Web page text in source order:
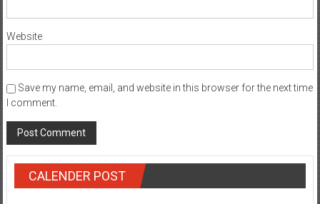
Website
Save my name, email, and website in this browser for the next time
I comment.
CALENDER POST